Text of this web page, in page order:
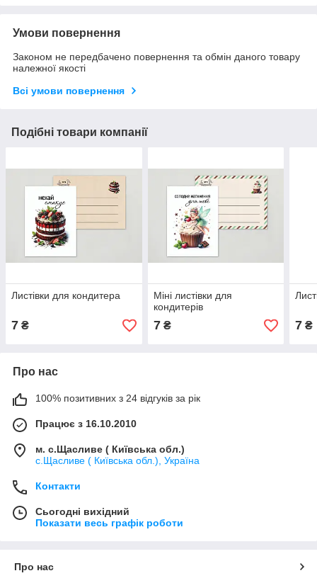
Умови повернення
Законом не передбачено повернення та обмін даного товару
належної якості
Всі умови повернення
Подібні товари компанії
Листівки для кондитера
7 ₴
Міні листівки для
кондитерів
7₴ 7 ₴
Про нас
100% позитивних з 24 відгуків за рік
Працює з 16.10.2010
м. с.Щасливе ( Київська обл.)
с.Щасливе ( Київська обл.), Україна
Контакти
Сьогодні вихідний
Показати весь графік роботи
Про нас